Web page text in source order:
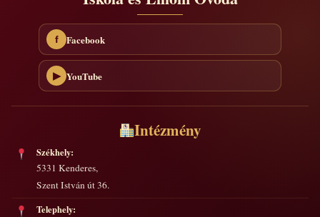
f Facebook
▶ YouTube
Intézmény
Székhely:
5331 Kenderes,
Szent István út 36.
Telephely: